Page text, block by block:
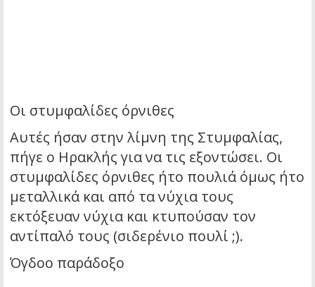
Οι στυμφαλίδες όρνιθες
Αυτές ήσαν στην λίμνη της Στυμφαλίας,
πήγε ο Ηρακλής για να τις εξοντώσει. Οι
στυμφαλίδες όρνιθες ήτο πουλιά όμως ήτο
μεταλλικά και από τα νύχια τους
εκτόξευαν νύχια και κτυπούσαν τον
αντίπαλό τους (σιδερένιο πουλί ;).
Όγδοο παράδοξο